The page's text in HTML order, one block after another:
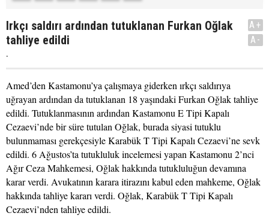
Irkçı saldırı ardından tutuklanan Furkan Oğlak
tahliye edildi
.
A+
A-
Amed’den Kastamonu’ya çalışmaya giderken ırkçı saldırıya
uğrayan ardından da tutuklanan 18 yaşındaki Furkan Oğlak tahliye
edildi. Tutuklanmasının ardından Kastamonu E Tipi Kapalı
Cezaevi’nde bir süre tutulan Oğlak, burada siyasi tutuklu
bulunmaması gerekçesiyle Karabük T Tipi Kapalı Cezaevi’ne sevk
edildi. 6 Ağustos’ta tutukluluk incelemesi yapan Kastamonu 2’nci
Ağır Ceza Mahkemesi, Oğlak hakkında tutukluluğun devamına
karar verdi. Avukatının karara itirazını kabul eden mahkeme, Oğlak
hakkında tahliye kararı verdi. Oğlak, Karabük T Tipi Kapalı
Cezaevi’nden tahliye edildi.